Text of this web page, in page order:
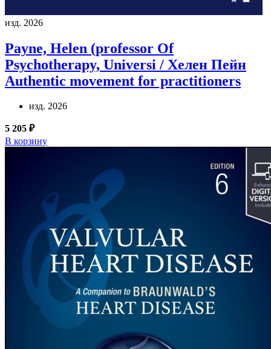
изд. 2026
Payne, Helen (professor Of
Psychotherapy, Universi / Хелен Пейн
Authentic movement for practitioners
изд. 2026
5 205 ₽
В корзину